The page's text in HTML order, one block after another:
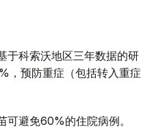
于科索沃地区三年数据的研
，预防重症（包括转入重症
避免60%的住院病例。